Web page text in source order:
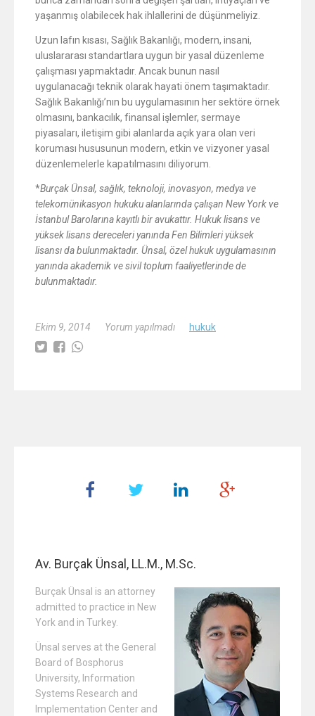
yaşanmış olabilecek hak ihlallerini de düşünmeliyiz.
Uzun lafın kısası, Sağlık Bakanlığı, modern, insani,
uluslararası standartlara uygun bir yasal düzenleme
çalışması yapmaktadır. Ancak bunun nasıl
uygulanacağı teknik olarak hayati önem taşımaktadır.
Sağlık Bakanlığı’nın bu uygulamasının her sektöre örnek
olmasını, bankacılık, finansal işlemler, sermaye
piyasaları, iletişim gibi alanlarda açık yara olan veri
koruması hususunun modern, etkin ve vizyoner yasal
düzenlemelerle kapatılmasını diliyorum.
*Burçak Ünsal, sağlık, teknoloji, inovasyon, medya ve
telekomünikasyon hukuku alanlarında çalışan New York ve
İstanbul Barolarına kayıtlı bir avukattır. Hukuk lisans ve
yüksek lisans dereceleri yanında Fen Bilimleri yüksek
lisansı da bulunmaktadır. Ünsal, özel hukuk uygulamasının
yanında akademik ve sivil toplum faaliyetlerinde de
bulunmaktadır.
Ekim 9, 2014 Yorum yapılmadı hukuk
Av. Burçak Ünsal, LL.M., M.Sc.
Burçak Ünsal is an attorney
admitted to practice in New
York and in Turkey.
Ünsal serves at the General
Board of Bosphorus
University, Information
Systems Research and
Implementation Center and